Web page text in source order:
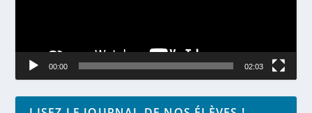
00:00 02:03